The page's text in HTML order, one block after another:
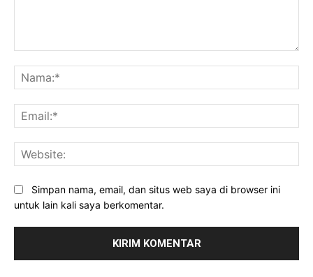
Simpan nama, email, dan situs web saya di browser ini
untuk lain kali saya berkomentar.